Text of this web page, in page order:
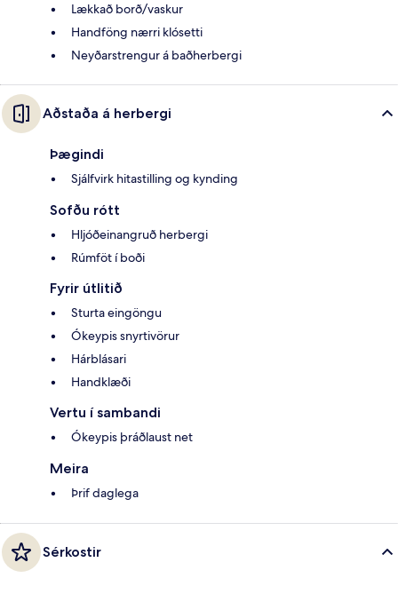
Lækkað borð/vaskur
Handföng nærri klósetti
Neyðarstrengur á baðherbergi
Aðstaða á herbergi
Þægindi
Sjálfvirk hitastilling og kynding
Sofðu rótt
Hljóðeinangruð herbergi
Rúmföt í boði
Fyrir útlitið
Sturta eingöngu
Ókeypis snyrtivörur
Hárblásari
Handklæði
Vertu í sambandi
Ókeypis þráðlaust net
Meira
Þrif daglega
Sérkostir